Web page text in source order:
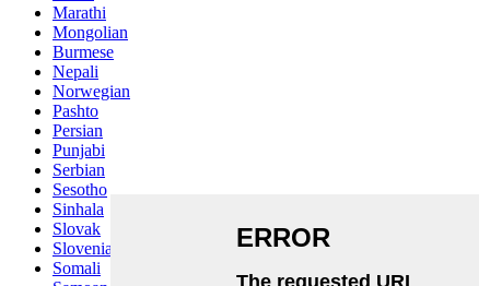
Marathi
Mongolian
Burmese
Nepali
Norwegian
Pashto
Persian
Punjabi
Serbian
Sesotho
Sinhala
Slovak
Slovenian
Somali